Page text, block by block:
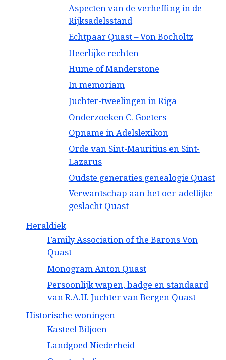
Aspecten van de verheffing in de
Rijksadelsstand
Echtpaar Quast – Von Bocholtz
Heerlijke rechten
Hume of Manderstone
In memoriam
Juchter-tweelingen in Riga
Onderzoeken C. Goeters
Opname in Adelslexikon
Orde van Sint-Mauritius en Sint-
Lazarus
Oudste generaties genealogie Quast
Verwantschap aan het oer-adellijke
geslacht Quast
Heraldiek
Family Association of the Barons Von
Quast
Monogram Anton Quast
Persoonlijk wapen, badge en standaard
van R.A.U. Juchter van Bergen Quast
Historische woningen
Kasteel Biljoen
Landgoed Niederheid